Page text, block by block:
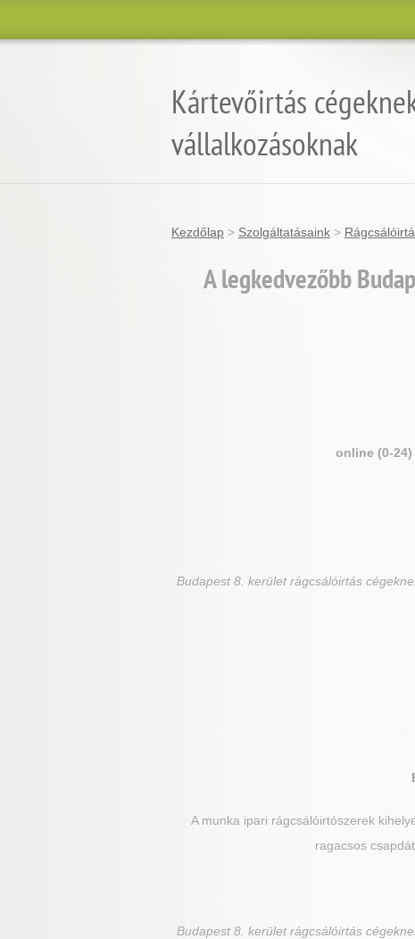
Kártevőirtás
vállalkozásoknak
Kezdőlap > Szolgáltatásaink >
A legkedvezőbb
online (0-
Budapest 8. kerületrágcsálóirtás
A munka ipari rágcsálóirtószerek
ragacsos
Budapest 8. kerületrágcsálóirtás